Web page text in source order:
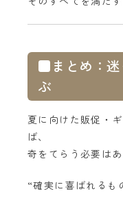
■まとめ：迷
ぶ
夏に向けた販促・
ば、
奇をてらう必要はあ
“確実に喜ばれるも